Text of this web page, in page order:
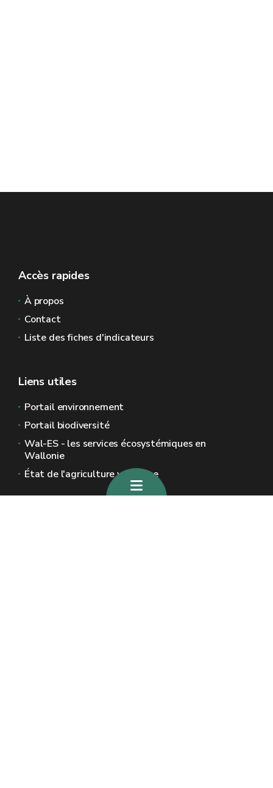
Accès rapides
À propos
Contact
Liste des fiches d'indicateurs
Liens utiles
Portail environnement
Portail biodiversité
Wal-ES - les services écosystémiques en
Wallonie
État de l'agriculture wallonne